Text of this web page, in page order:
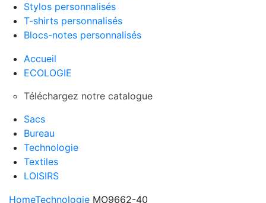
Stylos personnalisés
T-shirts personnalisés
Blocs-notes personnalisés
Accueil
ECOLOGIE
Téléchargez notre catalogue
Sacs
Bureau
Technologie
Textiles
LOISIRS
HomeTechnologie MO9662-40